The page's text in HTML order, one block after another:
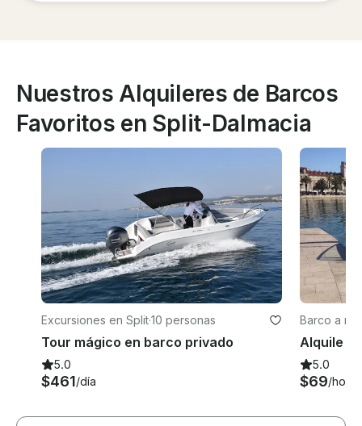
Nuestros Alquileres de Barcos
Favoritos en Split-Dalmacia
Excursiones en Split·10 personas
Tour mágico en barco privado
5.0
$461/día
Barco a
5.0
$69/hora